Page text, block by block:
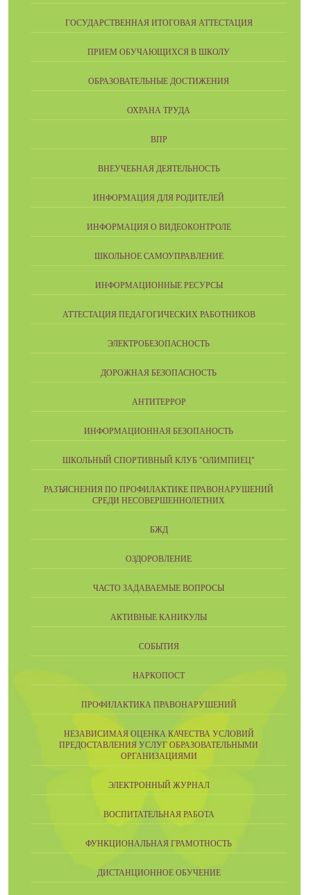
ГОСУДАРСТВЕННАЯ ИТОГОВАЯ АТТЕСТАЦИЯ
ПРИЕМ ОБУЧАЮЩИХСЯ В ШКОЛУ
ОБРАЗОВАТЕЛЬНЫЕ ДОСТИЖЕНИЯ
ОХРАНА ТРУДА
ВПР
ВНЕУЧЕБНАЯ ДЕЯТЕЛЬНОСТЬ
ИНФОРМАЦИЯ ДЛЯ РОДИТЕЛЕЙ
ИНФОРМАЦИЯ О ВИДЕОКОНТРОЛЕ
ШКОЛЬНОЕ САМОУПРАВЛЕНИЕ
ИНФОРМАЦИОННЫЕ РЕСУРСЫ
АТТЕСТАЦИЯ ПЕДАГОГИЧЕСКИХ РАБОТНИКОВ
ЭЛЕКТРОБЕЗОПАСНОСТЬ
ДОРОЖНАЯ БЕЗОПАСНОСТЬ
АНТИТЕРРОР
ИНФОРМАЦИОННАЯ БЕЗОПАНОСТЬ
ШКОЛЬНЫЙ СПОРТИВНЫЙ КЛУБ "ОЛИМПИЕЦ"
РАЗЪЯСНЕНИЯ ПО ПРОФИЛАКТИКЕ ПРАВОНАРУШЕНИЙ
СРЕДИ НЕСОВЕРШЕННОЛЕТНИХ
БЖД
ОЗДОРОВЛЕНИЕ
ЧАСТО ЗАДАВАЕМЫЕ ВОПРОСЫ
АКТИВНЫЕ КАНИКУЛЫ
СОБЫТИЯ
НАРКОПОСТ
ПРОФИЛАКТИКА ПРАВОНАРУШЕНИЙ
НЕЗАВИСИМАЯ ОЦЕНКА КАЧЕСТВА УСЛОВИЙ
ПРЕДОСТАВЛЕНИЯ УСЛУГ ОБРАЗОВАТЕЛЬНЫМИ
ОРГАНИЗАЦИЯМИ
ЭЛЕКТРОННЫЙ ЖУРНАЛ
ВОСПИТАТЕЛЬНАЯ РАБОТА
ФУНКЦИОНАЛЬНАЯ ГРАМОТНОСТЬ
ДИСТАНЦИОННОЕ ОБУЧЕНИЕ